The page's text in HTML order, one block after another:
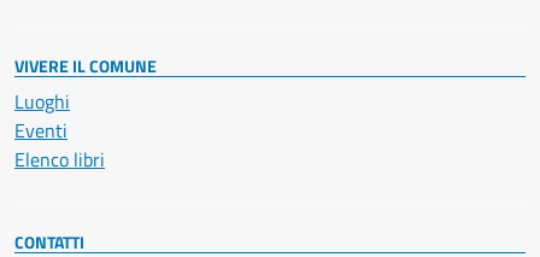
VIVERE IL COMUNE
Luoghi
Eventi
Elenco libri
CONTATTI